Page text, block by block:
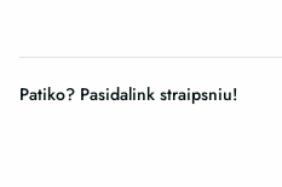
Patiko? Pasidalink straipsniu!